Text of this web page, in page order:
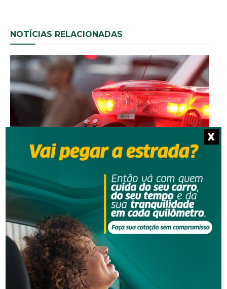
NOTÍCIAS RELACIONADAS
Segurança
Homem é preso por descumprir medida protetiva
em Urussanga
Segurança
X